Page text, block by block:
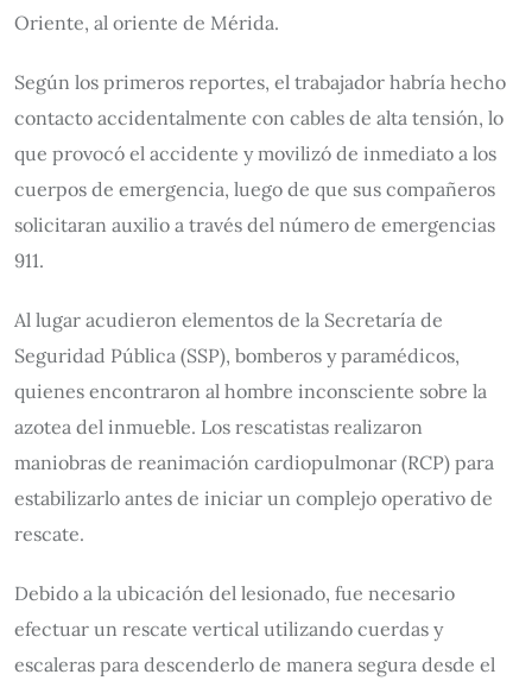
Oriente, al oriente de Mérida.
Según los primeros reportes, el trabajador habría hecho
contacto accidentalmente con cables de alta tensión, lo
que provocó el accidente y movilizó de inmediato a los
cuerpos de emergencia, luego de que sus compañeros
solicitaran auxilio a través del número de emergencias
911.
Al lugar acudieron elementos de la Secretaría de
Seguridad Pública (SSP), bomberos y paramédicos,
quienes encontraron al hombre inconsciente sobre la
azotea del inmueble. Los rescatistas realizaron
maniobras de reanimación cardiopulmonar (RCP) para
estabilizarlo antes de iniciar un complejo operativo de
rescate.
Debido a la ubicación del lesionado, fue necesario
efectuar un rescate vertical utilizando cuerdas y
escaleras para descenderlo de manera segura desde el